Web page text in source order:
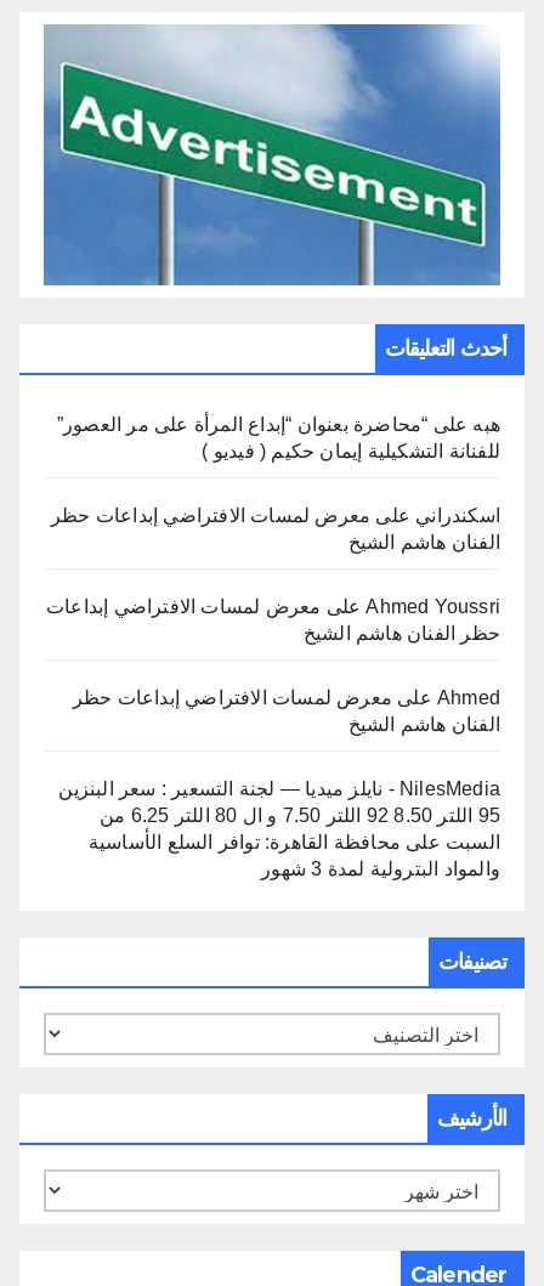
أحدث التعليقات
هبه على “محاضرة بعنوان “إبداع المرأة على مر العصور”
للفنانة التشكيلية إيمان حكيم ( فيديو )
اسكندراني على معرض لمسات الافتراضي إبداعات حظر
الفنان هاشم الشيخ
Ahmed Youssriعلى معرض لمسات الافتراضي إبداعات
حظر الفنان هاشم الشيخ
Ahmed على معرض لمسات الافتراضي إبداعات حظر
الفنان هاشم الشيخ
NilesMedia - نايلز ميديا — لجنة التسعير : سعر البنزين
95 اللتر 8.50 92 اللتر 7.50 و ال 80 اللتر 6.25 من
السبت على محافظة القاهرة: توافر السلع الأساسية
والمواد البترولية لمدة 3 شهور
تصنيفات
تصنيفات
الأرشيف
الأرشيف
Calender